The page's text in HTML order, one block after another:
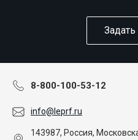
8-800-100-53-12
info@leprf.ru
143987, Россия,